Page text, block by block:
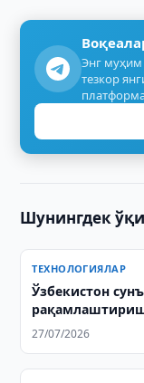
Энг муҳим
тезкор
Шунингдек
ТЕХНОЛОГИЯЛАР
Ўзбекистон
27/07/2026